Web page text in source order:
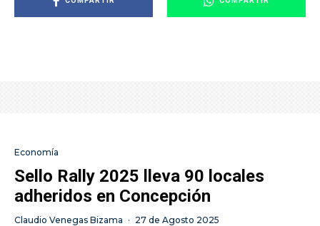
Economía
Sello Rally 2025 lleva 90 locales
adheridos en Concepción
Claudio Venegas Bizama · 27 de Agosto 2025